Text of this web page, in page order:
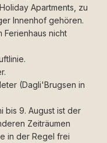
Apartments, zu
Innenhof gehören.
Ferienhaus nicht
(Dagli'Brugsen in
bis 9. August ist der
Zeiträumen
in der Regel frei